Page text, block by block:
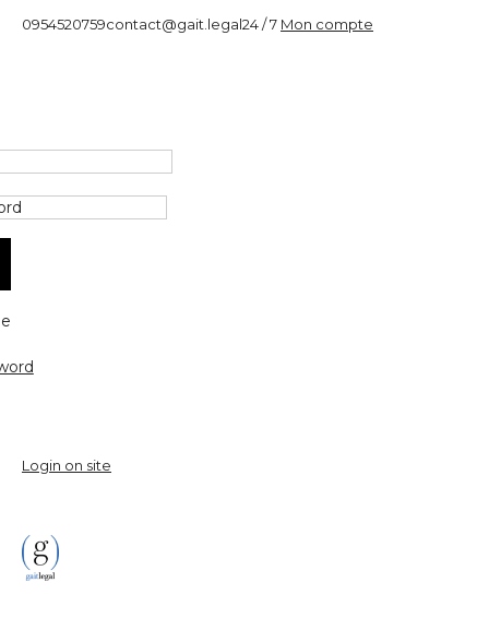
0954520759contact@gait.legal24 / 7 Mon compte
Login on site